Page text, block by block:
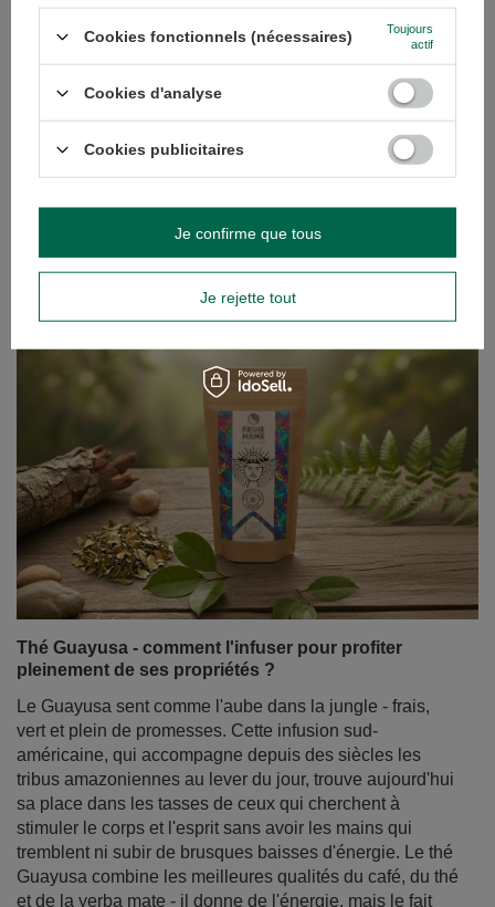
DE NOTRE BLOG
Thé Guayusa - comment l'infuser pour profiter
pleinement de ses propriétés ?
Le Guayusa sent comme l'aube dans la jungle - frais,
vert et plein de promesses. Cette infusion sud-
américaine, qui accompagne depuis des siècles les
tribus amazoniennes au lever du jour, trouve aujourd'hui
sa place dans les tasses de ceux qui cherchent à
stimuler le corps et l'esprit sans avoir les mains qui
tremblent ni subir de brusques baisses d'énergie. Le thé
Guayusa combine les meilleures qualités du café, du thé
et de la yerba mate - il donne de l'énergie, mais le fait
Cookies fonctionnels (nécessaires)
Toujours
actif
Cookies d'analyse
Cookies publicitaires
Je rejette tout
Je confirme que tous